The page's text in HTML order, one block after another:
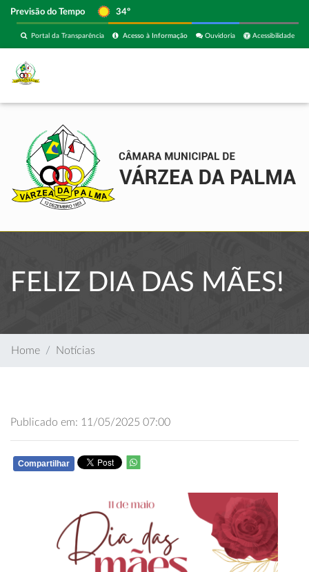
Previsão do Tempo 34º
Acessibilidade
Ouvidoria
Acesso à Informação
Portal da Transparência
FELIZ DIA DAS MÃES!
Home Notícias
Publicado em: 11/05/2025 07:00
Compartilhar